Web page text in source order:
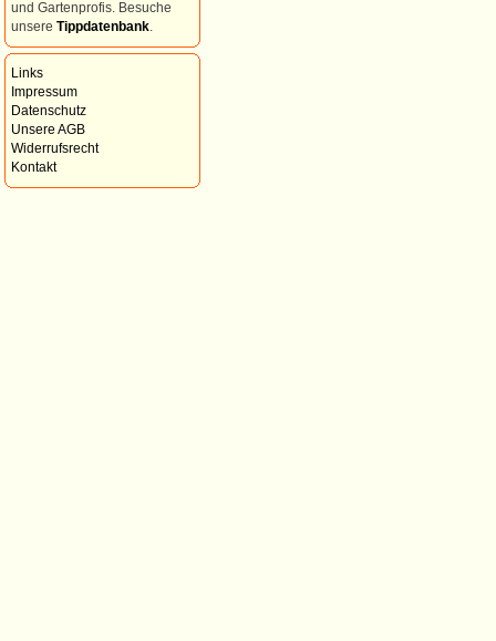
und Gartenprofis. Besuche
unsere Tippdatenbank
Links
Impressum
Datenschutz
Unsere AGB
Widerrufsrecht
Kontakt